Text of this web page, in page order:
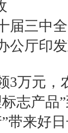
届三中
公厅印
3万元，
标志产品
带来好